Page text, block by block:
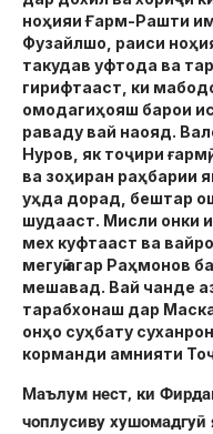
ноҳияи Ғарм-Рашти
Фузайлшо, раиси
такудав уфтода ва
гирифтааст, ки
омодагиҳояш барои
раваду вай наояд.
Нуров, як тоҷири
ва зоҳиран раҳбарии
уҳда дорад, бештар
шудааст. Мисли онки
мех куфтааст ва
мегуӣ агар Раҳмонов
мешавад. Вай чанде
тарабхонаш дар
онҳо суҳбату
корманди амнияти
Маълум нест, ки
чоплусиву хушомадгуӣ